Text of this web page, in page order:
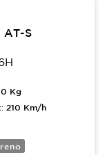
AT-S
Kg
210 Km/h